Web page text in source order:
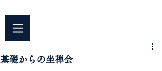
基礎からの坐禅会